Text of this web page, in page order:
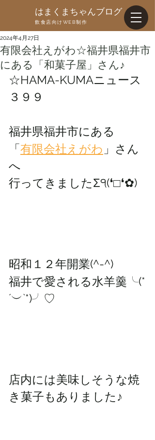
はまくまちゃんブログ
飲食店向けWEB制作
有限会社えがわ☆福井県福井市
にある「和菓子屋」さん♪
2024年4月27日
☆HAMA-KUMAニュース
３９９
福井県福井市にある
「有限会社えがわ 」さん
へ
行ってきましたΣ੧(❛□❛✿)
昭和１２年開業(^-^)
福井で愛される水羊羹╰(*
´︶`*)╯♡
店内には美味しそうな焼
き菓子もありました♪